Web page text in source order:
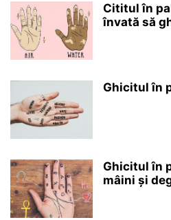
Cititul în
învată să
Ghicitul în
Ghicitul în
mâini și